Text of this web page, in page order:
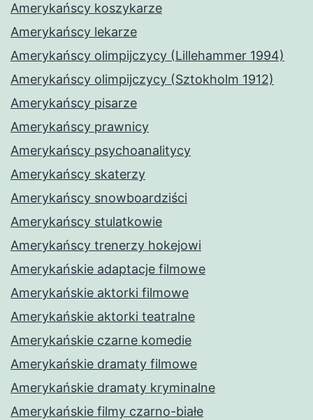
Amerykańscy koszykarze
Amerykańscy lekarze
Amerykańscy olimpijczycy (Lillehammer 1994)
Amerykańscy olimpijczycy (Sztokholm 1912)
Amerykańscy pisarze
Amerykańscy prawnicy
Amerykańscy psychoanalitycy
Amerykańscy skaterzy
Amerykańscy snowboardziści
Amerykańscy stulatkowie
Amerykańscy trenerzy hokejowi
Amerykańskie adaptacje filmowe
Amerykańskie aktorki filmowe
Amerykańskie aktorki teatralne
Amerykańskie czarne komedie
Amerykańskie dramaty filmowe
Amerykańskie dramaty kryminalne
Amerykańskie filmy czarno-białe